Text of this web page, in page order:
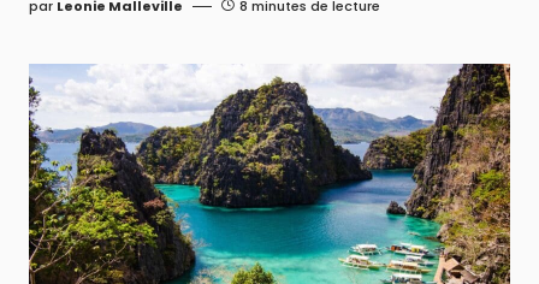
par Leonie Malleville 8 minutes de lecture